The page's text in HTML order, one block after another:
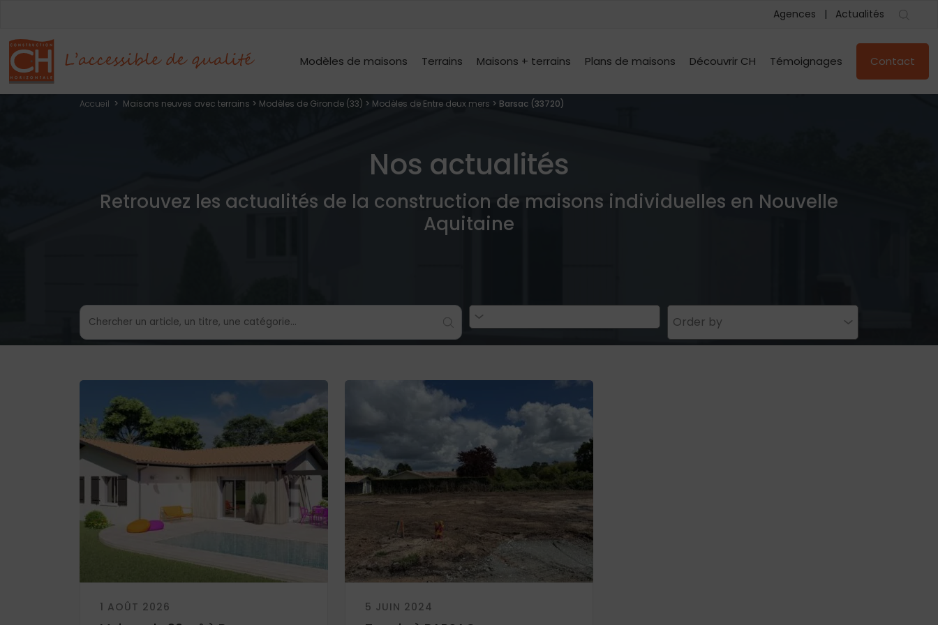
Agences Actualités
Modèles de maisons Terrains Maisons + terrains Plans de maisons Découvrir CH Témoignages Contact
Accueil > Maisons neuves avec terrains > Modèles de Gironde (33) > Modèles de Entre deux mers > Barsac (33720)
Nos actualités
Retrouvez les actualités de la construction de maisons individuelles en Nouvelle
Aquitaine
Order by
1 AOÛT 2026 5 JUIN 2024